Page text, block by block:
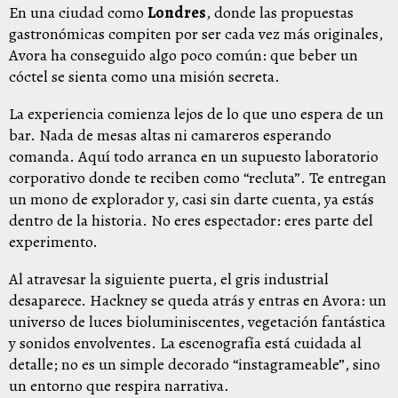
En una ciudad como Londres, donde las propuestas
gastronómicas compiten por ser cada vez más originales,
Avora ha conseguido algo poco común: que beber un
cóctel se sienta como una misión secreta.
La experiencia comienza lejos de lo que uno espera de un
bar. Nada de mesas altas ni camareros esperando
comanda. Aquí todo arranca en un supuesto laboratorio
corporativo donde te reciben como “recluta”. Te entregan
un mono de explorador y, casi sin darte cuenta, ya estás
dentro de la historia. No eres espectador: eres parte del
experimento.
Al atravesar la siguiente puerta, el gris industrial
desaparece. Hackney se queda atrás y entras en Avora: un
universo de luces bioluminiscentes, vegetación fantástica
y sonidos envolventes. La escenografía está cuidada al
detalle; no es un simple decorado “instagrameable”, sino
un entorno que respira narrativa.